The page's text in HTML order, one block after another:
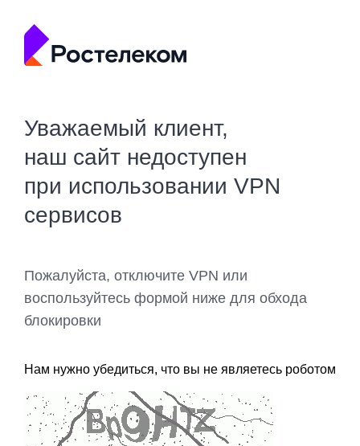
Уважаемый клиент,
наш сайт недоступен
при использовании VPN
сервисов
Пожалуйста, отключите VPN или
воспользуйтесь формой ниже для обхода
блокировки
Нам нужно убедиться, что вы не являетесь роботом